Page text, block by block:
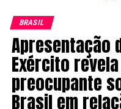
BRASIL
Apresentação
Exército
preocupante
Brasil em